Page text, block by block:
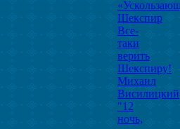
Шекспир
Все-
таки
верить
Шекспиру!
Михаил
Висилицкий
"12
ночь,